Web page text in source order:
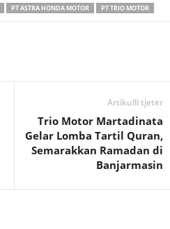
PT ASTRA HONDA MOTOR PT TRIO MOTOR
Artikulli tjetër
Trio Motor Martadinata
Gelar Lomba Tartil Quran,
Semarakkan Ramadan di
Banjarmasin